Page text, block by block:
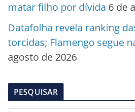
matar filho por dívida 6 de
Datafolha revela ranking
torcidas; Flamengo segue
agosto de 2026
PESQUISAR